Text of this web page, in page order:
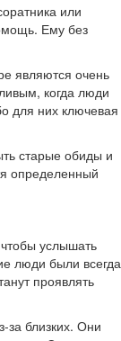
или
Ему без
являются очень
когда люди
для них ключевая
старые обиды и
определенный
услышать
люди были всегда
проявлять
за близких. Они